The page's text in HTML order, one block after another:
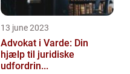
13 june 2023
Advokat i Varde: Din
hjælp til juridiske
udfordrin...